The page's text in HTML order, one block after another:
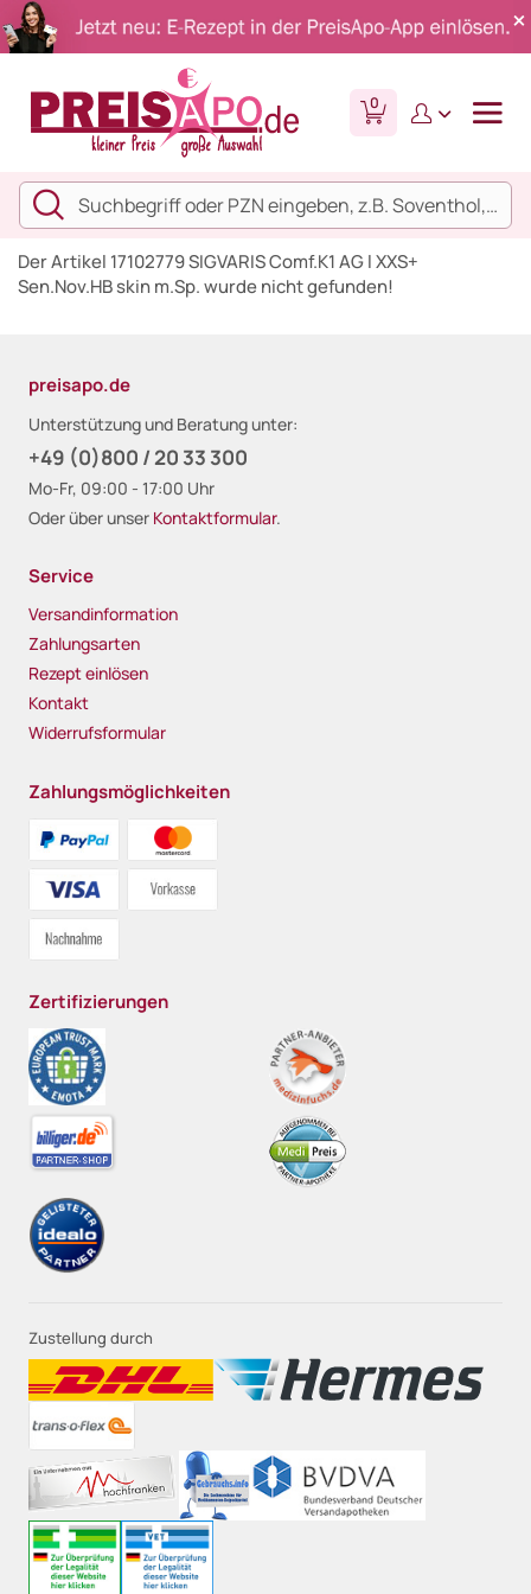
0
Der Artikel 17102779 SIGVARIS Comf.K1 AG l XXS+
Sen.Nov.HB skin m.Sp. wurde nicht gefunden!
preisapo.de
Unterstützung und Beratung unter:
+49 (0)800 / 20 33 300
Mo-Fr, 09:00 - 17:00 Uhr
Oder über unser Kontaktformular.
Service
Versandinformation
Zahlungsarten
Rezept einlösen
Kontakt
Widerrufsformular
Zahlungsmöglichkeiten
Zertifizierungen
Zustellung durch